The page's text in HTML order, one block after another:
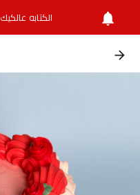
الكتابه